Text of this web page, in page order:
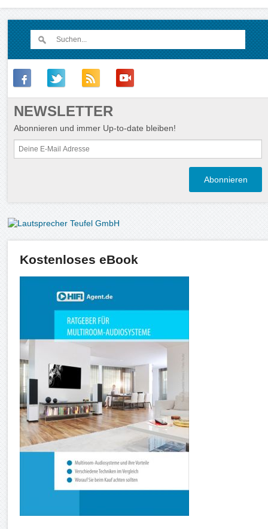
NEWSLETTER
Abonnieren und immer Up-to-date bleiben!
Kostenloses eBook